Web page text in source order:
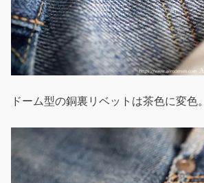
ドーム型の銅裏リベットは茶色に変色。